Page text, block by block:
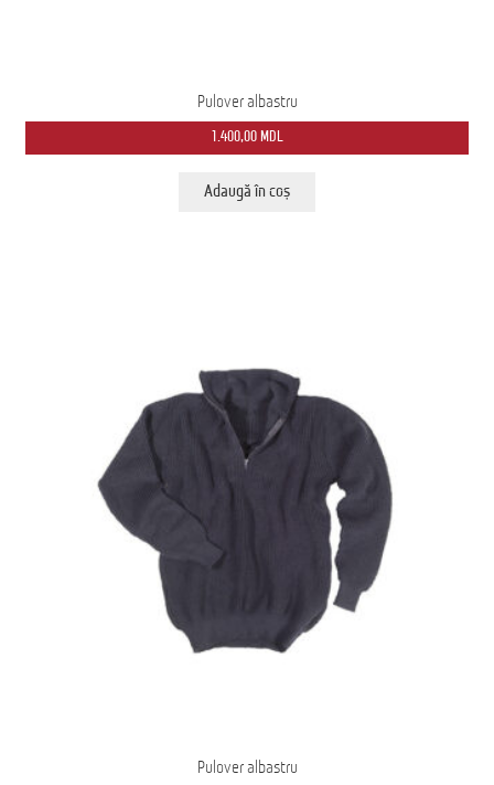
Pulover albastru
1.400,00 MDL
Adaugă în coș
Pulover albastru